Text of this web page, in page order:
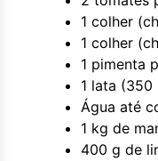
1 colher
1 colher
1 pimenta
1 lata (350
Água até
1 kg de
400 g de